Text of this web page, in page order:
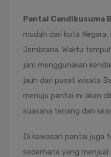
Pantai Candikusuma
mudah dari kota
Jembrana. Waktu
jam menggunakan
jauh dari pusat wisata
menuju pantai ini akan
suasana tenang dan
Di kawasan pantai juga
sederhana yang